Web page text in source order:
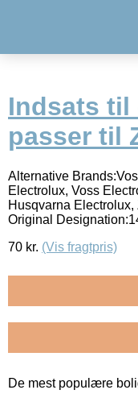
Indsats til
passer til
Alternative
Electrolux, Voss
Husqvarna Electrolux,
Original
70 kr. (Vis fragtpris)
De mest populære